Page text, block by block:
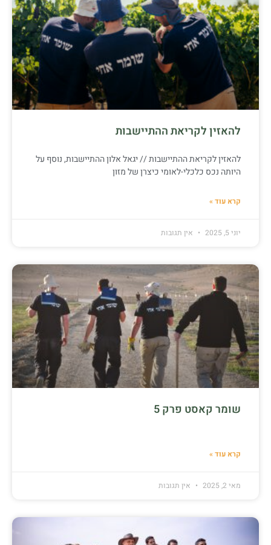
להאזין לקריאת ההתיישבות
להאזין לקריאת ההתיישבות // יגאל אלון ההתיישבות, נוסף על
היותה נכס כלכלי-לאומי כיצרן של מזון
קרא עוד »
יוני 5, 2025 אין תגובות
שומר קאסט פרק 5
קרא עוד »
מאי 2, 2025 אין תגובות